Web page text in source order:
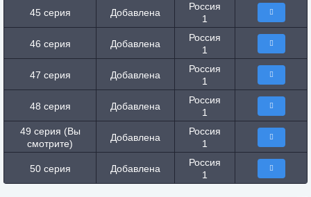
45 серия Добавлена
Россия
1
46 серия Добавлена
Россия
1
47 серия Добавлена
Россия
1
48 серия Добавлена
Россия
1
49 серия (Вы
смотрите)
Добавлена
Россия
1
50 серия Добавлена
Россия
1